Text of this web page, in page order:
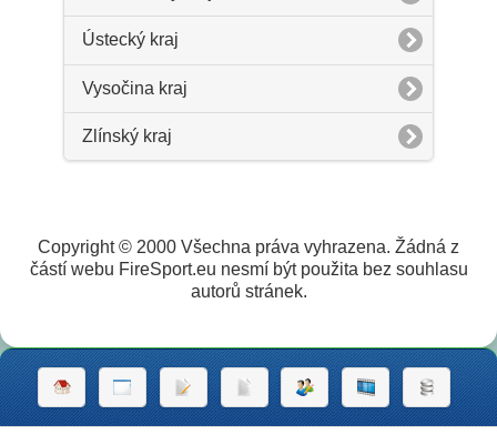
Ústecký kraj
Vysočina kraj
Zlínský kraj
Copyright © 2000 Všechna práva vyhrazena. Žádná z
částí webu FireSport.eu nesmí být použita bez souhlasu
autorů stránek.